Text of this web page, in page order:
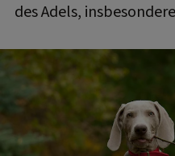
des Adels,